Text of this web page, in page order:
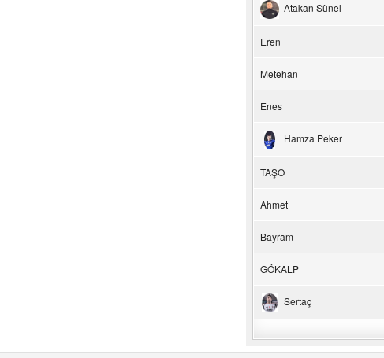
Atakan Sünel
Eren
Metehan
Enes
Hamza Peker
TAŞO
Ahmet
Bayram
GÖKALP
Sertaç